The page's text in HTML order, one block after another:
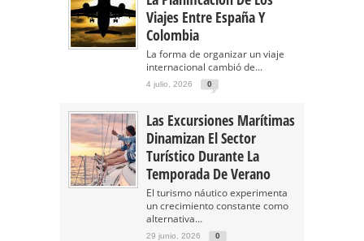
Viajes Entre España Y
Colombia
La forma de organizar un viaje
internacional cambió de...
4 julio, 2026 0
Las Excursiones Marítimas
Dinamizan El Sector
Turístico Durante La
Temporada De Verano
El turismo náutico experimenta
un crecimiento constante como
alternativa...
29 junio, 2026 0